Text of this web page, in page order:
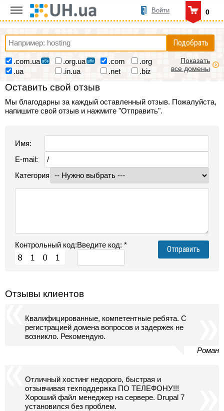
0
Войти
Подобрать
.com.ua .org.ua .com
.org
.ua
.in.ua .net .biz
Показать
все домены
Оставить свой отзыв
Мы благодарны за каждый оставленный отзыв. Пожалуйста,
напишите свой отзыв и нажмите "Отправить".
Имя:
E-mail:
Категория:
Контрольный код:Введите код: *
Отзывы клиентов
Квалифицированные, компетентные ребята. С
регистрацией домена вопросов и задержек не
возникло. Рекомендую.
Роман
Отличный хостинг недорого, быстрая и
отзывчивая техподдержка ПО ТЕЛЕФОНУ!!!
Хороший файл менеджер на сервере. Drupal 7
установился без проблем.